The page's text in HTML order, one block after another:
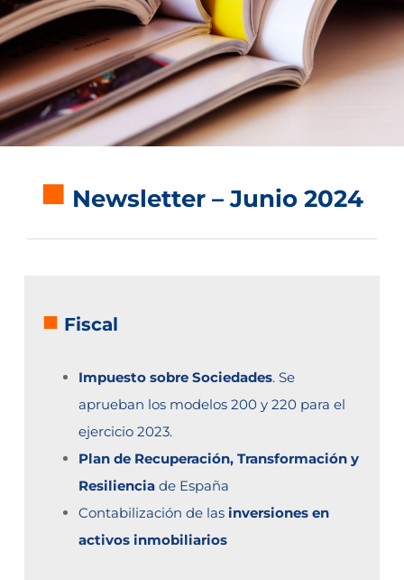
■ Newsletter – Junio 2024
■ Fiscal
Impuesto sobre Sociedades. Se
aprueban los modelos 200 y 220 para el
ejercicio 2023.
Plan de Recuperación, Transformación y
Resiliencia de España
Contabilización de lasinversiones en
activos inmobiliarios